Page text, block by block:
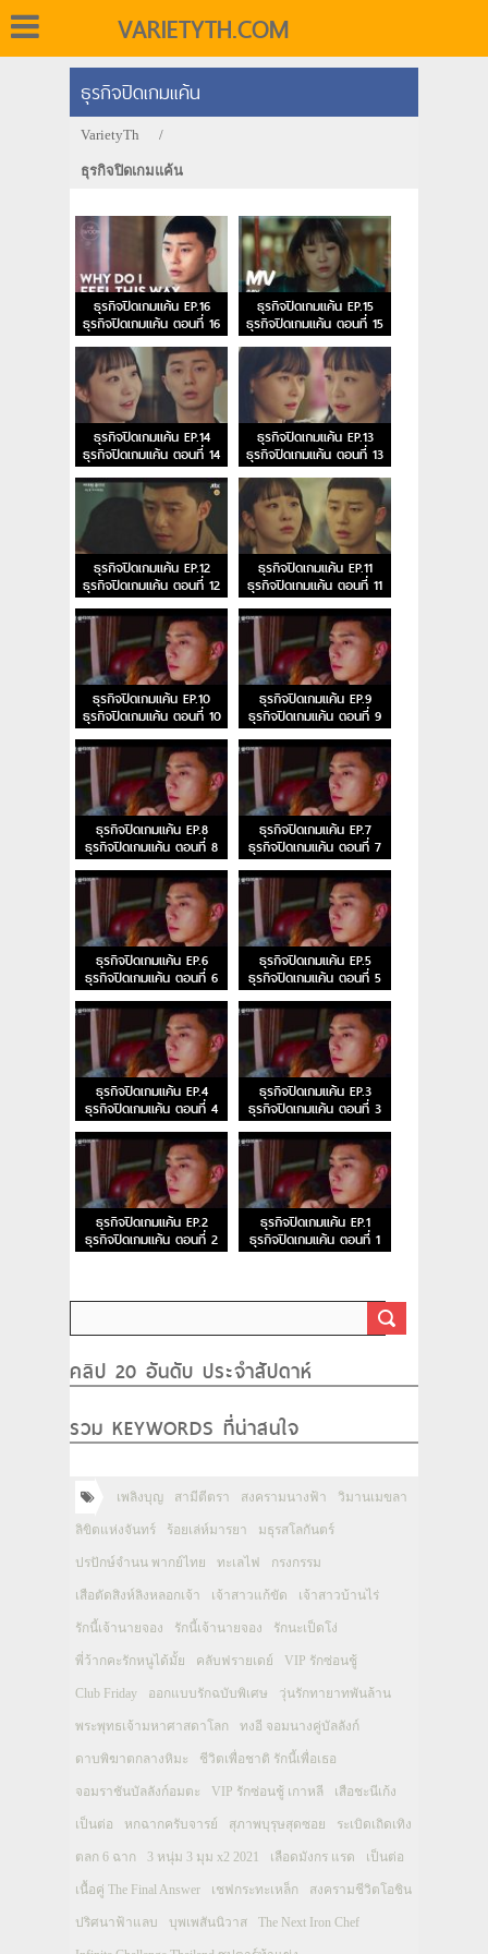
VARIETYTH.COM
ธุรกิจปิดเกมแค้น
VarietyTh /
ธุรกิจปิดเกมแค้น
ธุรกิจปิดเกมแค้น EP.16
ธุรกิจปิดเกมแค้น ตอนที่ 16
ธุรกิจปิดเกมแค้น EP.15
ธุรกิจปิดเกมแค้น ตอนที่ 15
ธุรกิจปิดเกมแค้น EP.14
ธุรกิจปิดเกมแค้น ตอนที่ 14
ธุรกิจปิดเกมแค้น EP.13
ธุรกิจปิดเกมแค้น ตอนที่ 13
ธุรกิจปิดเกมแค้น EP.12
ธุรกิจปิดเกมแค้น ตอนที่ 12
ธุรกิจปิดเกมแค้น EP.11
ธุรกิจปิดเกมแค้น ตอนที่ 11
ธุรกิจปิดเกมแค้น EP.10
ธุรกิจปิดเกมแค้น ตอนที่ 10
ธุรกิจปิดเกมแค้น EP.9
ธุรกิจปิดเกมแค้น ตอนที่ 9
ธุรกิจปิดเกมแค้น EP.8
ธุรกิจปิดเกมแค้น ตอนที่ 8
ธุรกิจปิดเกมแค้น EP.7
ธุรกิจปิดเกมแค้น ตอนที่ 7
ธุรกิจปิดเกมแค้น EP.6
ธุรกิจปิดเกมแค้น ตอนที่ 6
ธุรกิจปิดเกมแค้น EP.5
ธุรกิจปิดเกมแค้น ตอนที่ 5
ธุรกิจปิดเกมแค้น EP.4
ธุรกิจปิดเกมแค้น ตอนที่ 4
ธุรกิจปิดเกมแค้น EP.3
ธุรกิจปิดเกมแค้น ตอนที่ 3
ธุรกิจปิดเกมแค้น EP.2
ธุรกิจปิดเกมแค้น ตอนที่ 2
ธุรกิจปิดเกมแค้น EP.1
ธุรกิจปิดเกมแค้น ตอนที่ 1
คลิป 20 อันดับ ประจำสัปดาห์
รวม KEYWORDS ที่น่าสนใจ
เพลิงบุญ สามีตีตรา สงครามนางฟ้า วิมานเมขลา
ลิขิตแห่งจันทร์ ร้อยเล่ห์มารยา มธุรสโลกันตร์
ปรปักษ์จำนน พากย์ไทย ทะเลไฟ กรงกรรม
เสือตัดสิงห์ลิงหลอกเจ้า เจ้าสาวแก้ขัด เจ้าสาวบ้านไร่
รักนี้เจ้านายจอง รักนี้เจ้านายจอง รักนะเป็ดโง่
พี่ว้ากคะรักหนูได้มั้ย คลับฟรายเดย์ VIP รักซ่อนชู้
Club Friday ออกแบบรักฉบับพิเศษ วุ่นรักทายาทพันล้าน
พระพุทธเจ้ามหาศาสดาโลก ทงอี จอมนางคู่บัลลังก์
ดาบพิฆาตกลางหิมะ ชีวิตเพื่อชาติ รักนี้เพื่อเธอ
จอมราชันบัลลังก์อมตะ VIP รักซ่อนชู้ เกาหลี เสือชะนีเก้ง
เป็นต่อ หกฉากครับจารย์ สุภาพบุรุษสุดซอย ระเบิดเถิดเทิง
ตลก 6 ฉาก 3 หนุ่ม 3 มุม x2 2021 เลือดมังกร แรด เป็นต่อ
เนื้อคู่ The Final Answer เชฟกระทะเหล็ก สงครามชีวิตโอชิน
ปริศนาฟ้าแลบ บุพเพสันนิวาส The Next Iron Chef